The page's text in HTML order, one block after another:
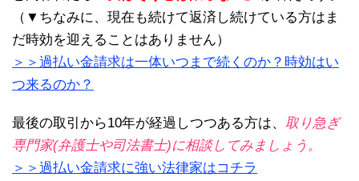
（▼ちなみに、現在も続けて返済し続けている方はま
だ時効を迎えることはありません）
＞＞過払い金請求は一体いつまで続くのか？時効はい
つ来るのか？
最後の取引から10年が経過しつつある方は、 取り急ぎ
専門家(弁護士や司法書士)に相談してみましょう。
＞＞過払い金請求に強い法律家はコチラ